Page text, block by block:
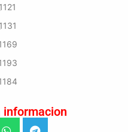
informacion